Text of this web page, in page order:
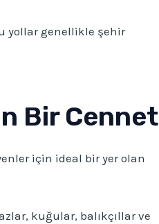
yollar genellikle şehir
Bir Cennet
için ideal bir yer olan
kuğular, balıkçıllar ve